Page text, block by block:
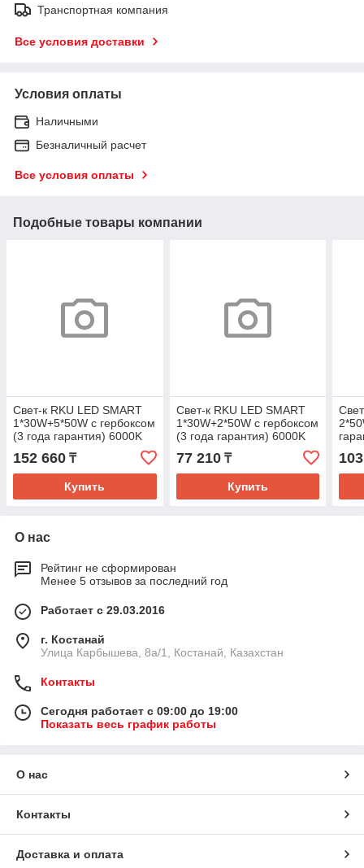
Транспортная компания
Все условия доставки
Условия оплаты
Наличными
Безналичный расчет
Все условия оплаты
Подобные товары компании
Свет-к RKU LED SMART
1*30W+5*50W с гербоксом
(3 года гарантия) 6000K
IP65 (TEKL-KZ)1sht
152 660 ₸
Купить
Свет-к RKU LED SMART
1*30W+2*50W с гербоксом
(3 года гарантия) 6000K
IP65 (TEKL-KZ)1sht
77 210₸
Купить
О нас
Рейтинг не сформирован
Менее 5 отзывов за последний год
Работает с 29.03.2016
г. Костанай
Улица Карбышева, 8а/1, Костанай, Казахстан
Контакты
Сегодня работает с 09:00 до 19:00
Показать весь график работы
О нас
Контакты
Доставка и оплата